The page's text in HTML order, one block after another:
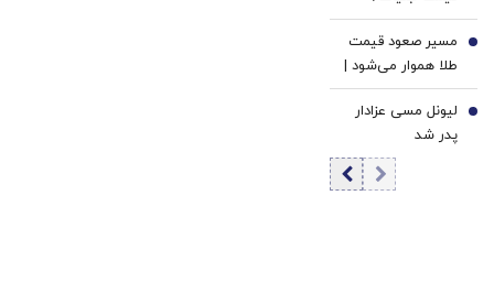
نیست اما...
شود
قیمت شیر عجیب
شد
مسیر صعود قیمت
طلا هموار می‌شود |
تورم، دلار و ریسک
رکود؛ سه محرک
احتمالی موج بعدی
افزایش قیمت طلا |
فشار نرخ‌های بهره
6
لیونل مسی عزادار
پدر شد
7